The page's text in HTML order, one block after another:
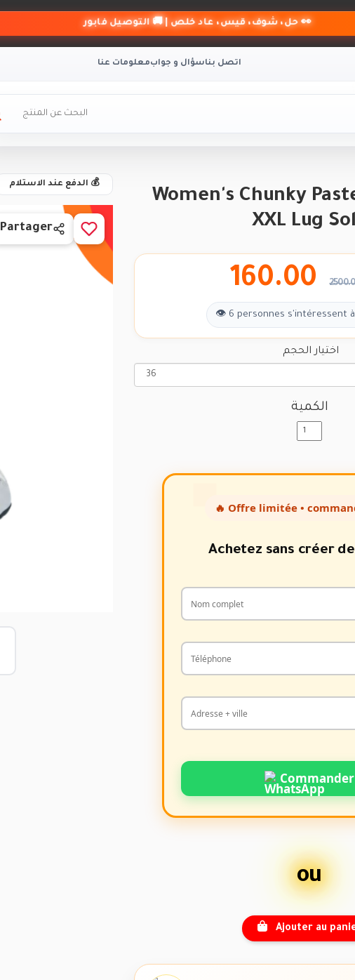
👀 حل، شوف، قيس، عاد خلص | 🚚 التوصيل فابور
معلومات عناسؤال و جواباتصل بنا
💰 الدفع عند الاستلام
Partager
Women's Chunky
XXL Lug
160.00
👁 6 personnes s'intéressent
اختيار الحجم
الكمية
🔥 Offre limitée •
Achetez sans créer
Commander
ou
Ajouter au